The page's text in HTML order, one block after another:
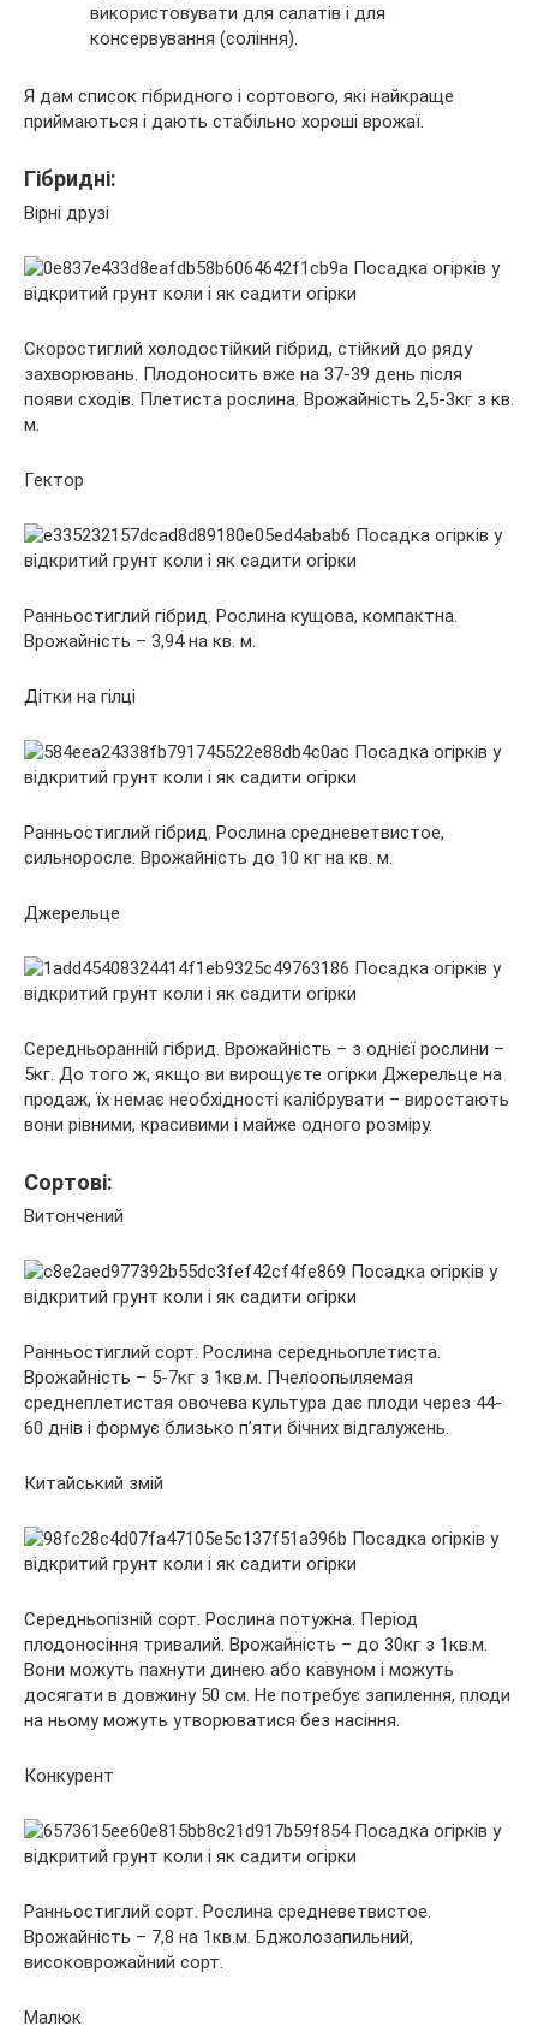
використовувати для салатів і для
консервування (соління).
Я дам список гібридного і сортового, які найкраще
приймаються і дають стабільно хороші врожаї.
Гібридні:
Вірні друзі
Скоростиглий холодостійкий гібрид, стійкий до ряду
захворювань. Плодоносить вже на 37-39 день після
появи сходів. Плетиста рослина. Врожайність 2,5-3кг з кв.
м.
Гектор
Ранньостиглий гібрид. Рослина кущова, компактна.
Врожайність – 3,94 на кв. м.
Дітки на гілці
Ранньостиглий гібрид. Рослина средневетвистое,
сильноросле. Врожайність до 10 кг на кв. м.
Джерельце
Середньоранній гібрид. Врожайність – з однієї рослини –
5кг. До того ж, якщо ви вирощуєте огірки Джерельце на
продаж, їх немає необхідності калібрувати – виростають
вони рівними, красивими і майже одного розміру.
Сортові:
Витончений
Ранньостиглий сорт. Рослина середньоплетиста.
Врожайність – 5-7кг з 1кв.м. Пчелоопыляемая
среднеплетистая овочева культура дає плоди через 44-
60 днів і формує близько п’яти бічних відгалужень.
Китайський змій
Середньопізній сорт. Рослина потужна. Період
плодоносіння тривалий. Врожайність – до 30кг з 1кв.м.
Вони можуть пахнути динею або кавуном і можуть
досягати в довжину 50 см. Не потребує запилення, плоди
на ньому можуть утворюватися без насіння.
Конкурент
Ранньостиглий сорт. Рослина средневетвистое.
Врожайність – 7,8 на 1кв.м. Бджолозапильний,
високоврожайний сорт.
Малюк